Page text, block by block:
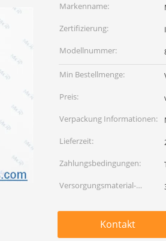
Markenname:
Zertifizierung:
Modellnummer:
Min Bestellmenge:
Preis:
Verpackung Informationen:
Lieferzeit:
Zahlungsbedingungen:
Versorgungsmaterial-
Kontakt